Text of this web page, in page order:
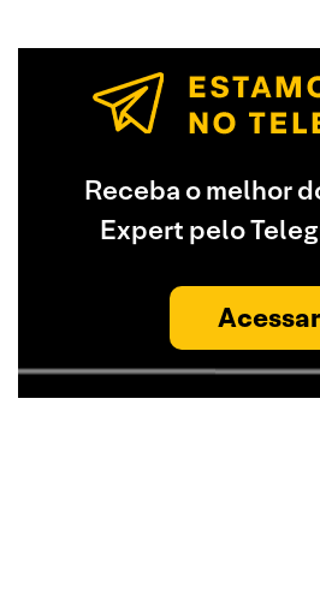
Receba o melhor
Expert pelo
Acessar